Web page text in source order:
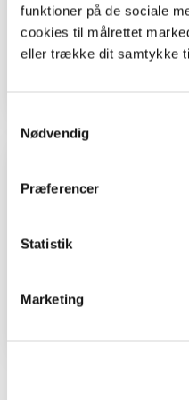
funktioner på de sociale
cookies til målrettet
eller trække dit samtykke
Nødvendig
Præferencer
Statistik
Marketing
Tanya